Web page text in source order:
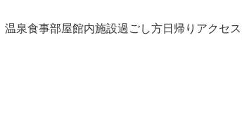
温泉食事部屋館内施設過ごし方日帰り アクセス